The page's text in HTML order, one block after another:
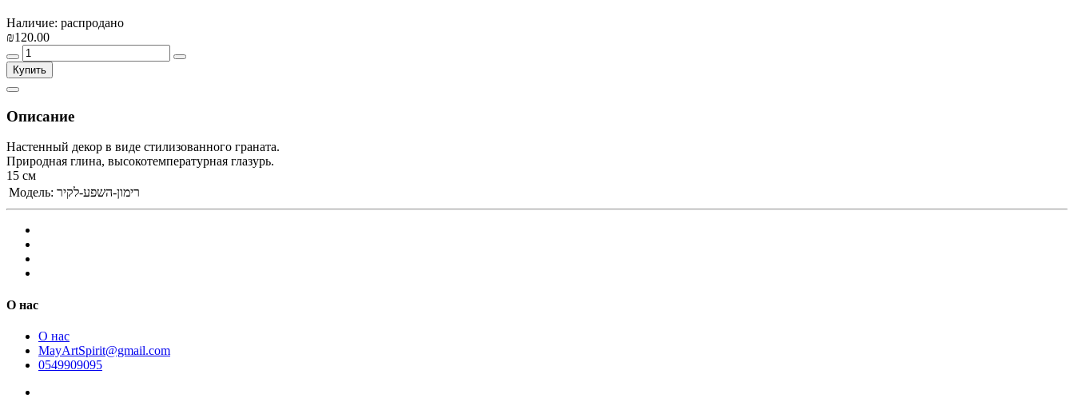
Наличие: распродано
₪120.00
Купить
Описание
Настенный декор в виде стилизованного граната.
Природная глина, высокотемпературная глазурь.
15 см
Модель: רימון-השפע-לקיר
О нас
О нас
MayArtSpirit@gmail.com
0549909095